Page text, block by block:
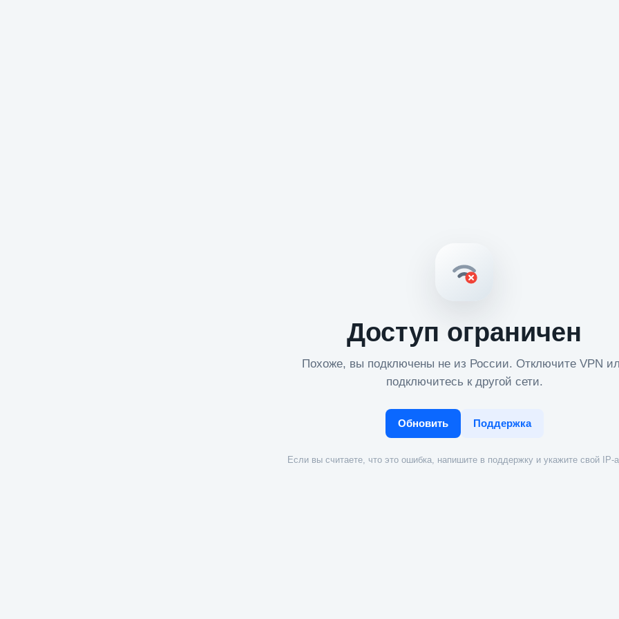
Доступ ограничен
Похоже, вы подключены не из России. Отключите VPN
подключитесь к другой сети.
Обновить Поддержка
Если вы считаете, что это ошибка, напишите в поддержку и укажите свой IP-